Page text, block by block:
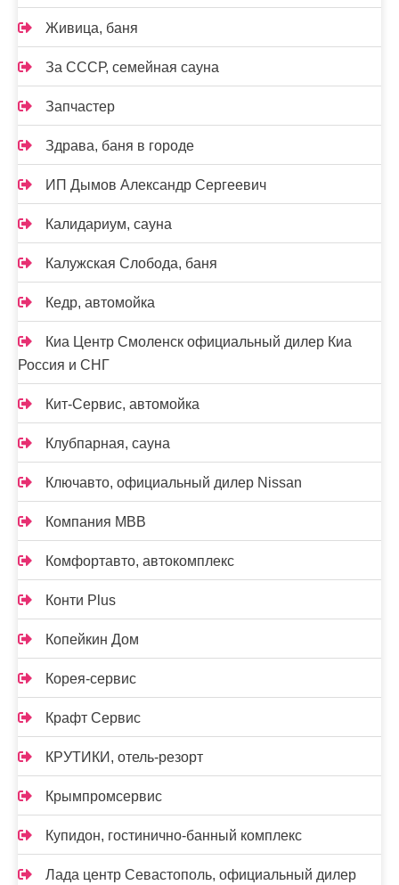
Живица, баня
За СССР, семейная сауна
Запчастер
Здрава, баня в городе
ИП Дымов Александр Сергеевич
Калидариум, сауна
Калужская Слобода, баня
Кедр, автомойка
Киа Центр Смоленск официальный дилер Киа
Россия и СНГ
Кит-Сервис, автомойка
Клубпарная, сауна
Ключавто, официальный дилер Nissan
Компания МВВ
Комфортавто, автокомплекс
Конти Plus
Копейкин Дом
Корея-сервис
Крафт Сервис
КРУТИКИ, отель-резорт
Крымпромсервис
Купидон, гостинично-банный комплекс
Лада центр Севастополь, официальный дилер